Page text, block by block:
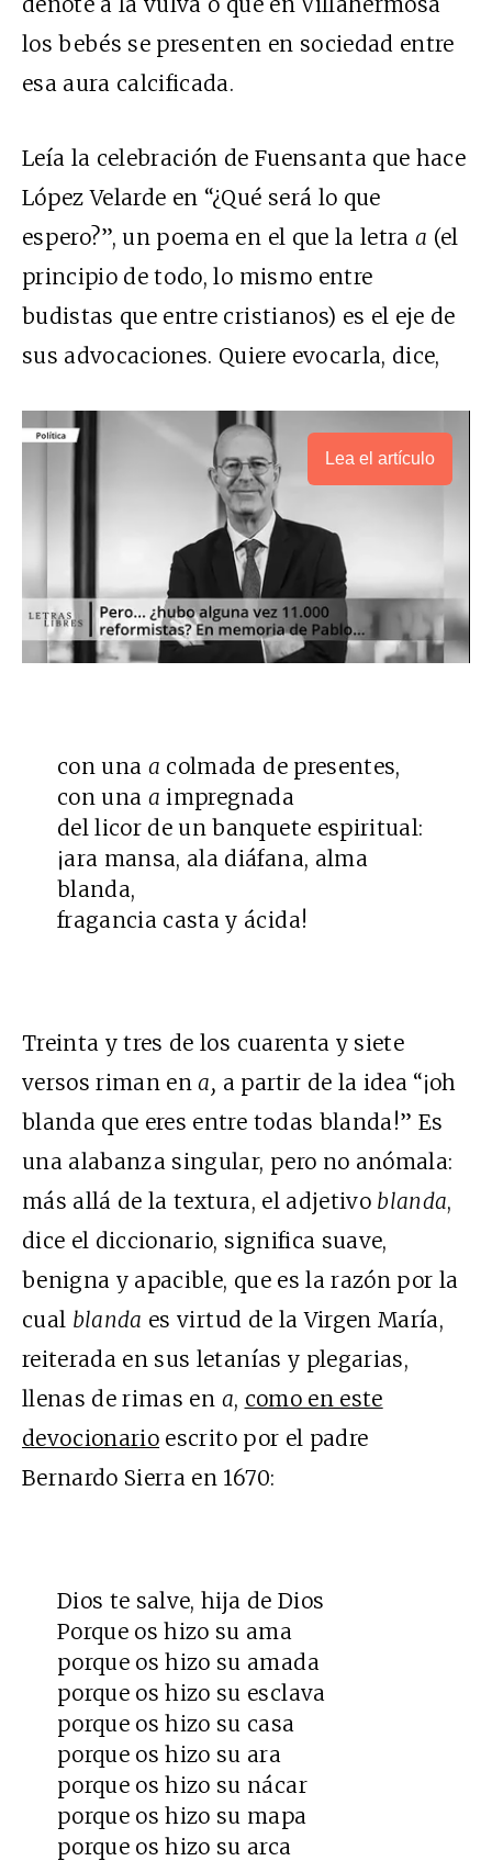
los bebés se presenten en sociedad entre
esa aura calcificada.
Leía la celebración de Fuensanta que hace
López Velarde en “¿Qué será lo que
espero?”, un poema en el que la letra a (el
principio de todo, lo mismo entre
budistas que entre cristianos) es el eje de
sus advocaciones. Quiere evocarla, dice,
Lea el artículo
con una a colmada de presentes,
con una a impregnada
del licor de un banquete espiritual:
¡ara mansa, ala diáfana, alma
blanda,
fragancia casta y ácida!
Treinta y tres de los cuarenta y siete
versos riman ena, a partir de la idea “¡oh
blanda que eres entre todas blanda!” Es
una alabanza singular, pero no anómala:
más allá de la textura, el adjetivo blanda,
dice el diccionario, significa suave,
benigna y apacible, que es la razón por la
cual blanda es virtud de la Virgen María,
reiterada en sus letanías y plegarias,
llenas de rimas en a, como en este
devocionario escrito por el padre
Bernardo Sierra en 1670:
Dios te salve, hija de Dios
Porque os hizo su ama
porque os hizo su amada
porque os hizo su esclava
porque os hizo su casa
porque os hizo su ara
porque os hizo su nácar
porque os hizo su mapa
porque os hizo su arca